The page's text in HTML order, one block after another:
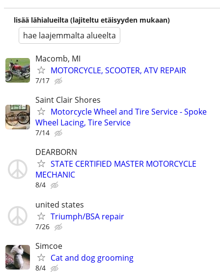
lisää lähialueilta (lajiteltu etäisyyden mukaan)
hae laajemmalta alueelta
Macomb, MI
MOTORCYCLE, SCOOTER, ATV REPAIR
7/17
Saint Clair Shores
Motorcycle Wheel and Tire Service - Spoke
Wheel Lacing, Tire Service
7/14
DEARBORN
STATE CERTIFIED MASTER MOTORCYCLE
MECHANIC
8/4
united states
Triumph/BSA repair
7/26
Simcoe
Cat and dog grooming
8/4